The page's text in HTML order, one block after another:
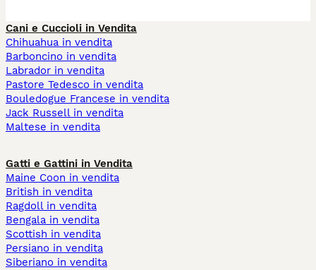
Cani e Cuccioli in Vendita
Chihuahua in vendita
Barboncino in vendita
Labrador in vendita
Pastore Tedesco in vendita
Bouledogue Francese in vendita
Jack Russell in vendita
Maltese in vendita
Gatti e Gattini in Vendita
Maine Coon in vendita
British in vendita
Ragdoll in vendita
Bengala in vendita
Scottish in vendita
Persiano in vendita
Siberiano in vendita